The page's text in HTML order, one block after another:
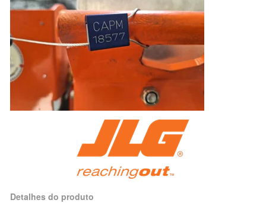
Detalhes do produto